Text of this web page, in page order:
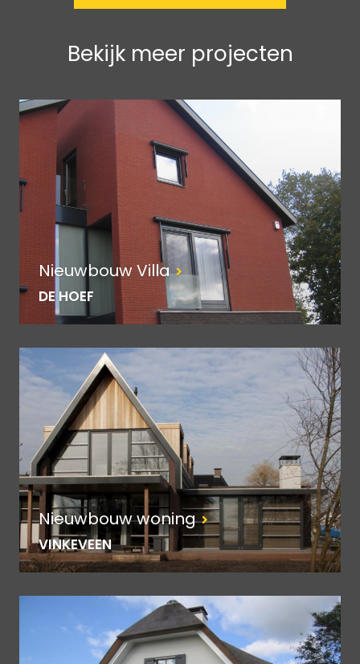
Bekijk meer projecten
Nieuwbouw Villa
DE HOEF
Nieuwbouw woning
VINKEVEEN